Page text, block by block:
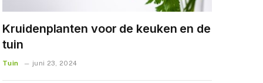
Kruidenplanten voor de keuken en de
tuin
Tuin juni 23, 2024